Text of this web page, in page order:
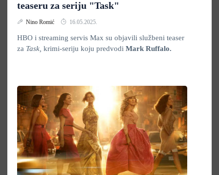
teaseru za seriju "Task"
Nino Romić 16.05.2025.
HBO i streaming servis Max su objavili službeni teaser
za Task, krimi-seriju koju predvodi Mark Ruffalo.